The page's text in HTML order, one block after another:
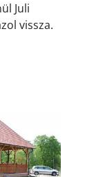
Juli
vissza.